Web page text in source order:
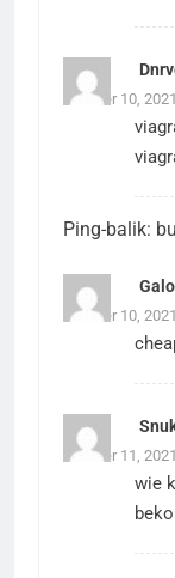
Oktober 10,
Ping-balik:
Oktober 10,
Oktober 11,
wie